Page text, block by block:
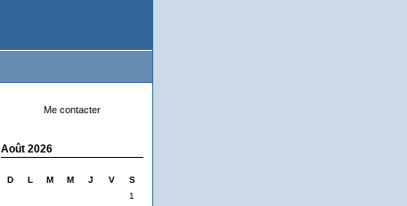
Me contacter
Août 2026
D L M M J V
S
1